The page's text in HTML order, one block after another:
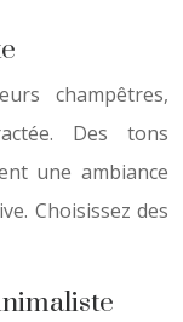
champêtres,
Des tons
une ambiance
Choisissez des